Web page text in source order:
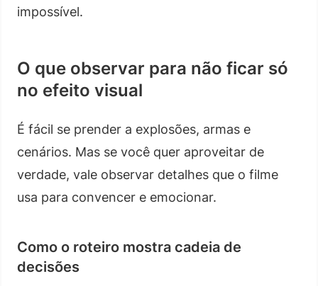
impossível.
O que observar para não ficar só
no efeito visual
É fácil se prender a explosões, armas e
cenários. Mas se você quer aproveitar de
verdade, vale observar detalhes que o filme
usa para convencer e emocionar.
Como o roteiro mostra cadeia de
decisões